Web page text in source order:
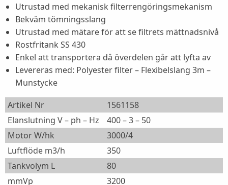
Utrustad med mekanisk filterrengöringsmekanism
Bekväm tömningsslang
Utrustad med mätare för att se filtrets mättnadsnivå
Rostfritank SS 430
Enkel att transportera då överdelen går att lyfta av
Levereras med: Polyester filter – Flexibelslang 3m –
Munstycke
Artikel Nr
1561158
Elanslutning V – ph – Hz
400 – 3 – 50
Motor W/hk
3000/4
Luftflöde m3/h
350
Tankvolym L
80
mmVp
3200